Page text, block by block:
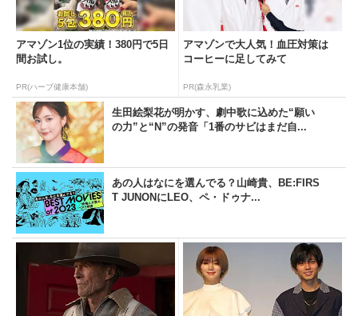
アマゾン1位の実績！380円で5日
間お試し。
PR(ハーブ健康本舗)
アマゾンで大人気！血圧対策は
コーヒーに足してみて
PR(森永乳業)
生田絵梨花が明かす、劇中歌に込めた“願い
の力”と“N”の発音「1番のサビはまだ自...
あの人はなにを選んでる？山崎貴、BE:FIRS
T JUNONにLEO、ペ・ドゥナ...